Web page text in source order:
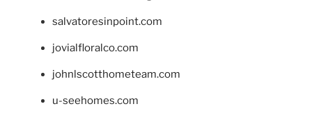
salvatoresinpoint.com
jovialfloralco.com
johnlscotthometeam.com
u-seehomes.com